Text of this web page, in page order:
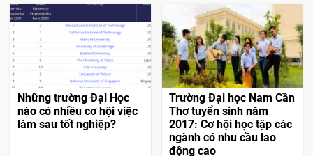
Những trường Đại Học
nào có nhiều cơ hội việc
làm sau tốt nghiệp?
Trường Đại học Nam Cần
Thơ tuyển sinh năm
2017: Cơ hội học tập các
ngành có nhu cầu lao
động cao